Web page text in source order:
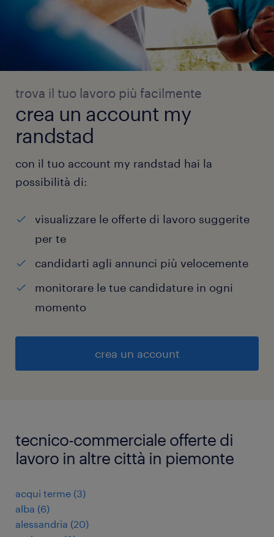
trova il tuo lavoro più facilmente
crea un account my
randstad
con il tuo account my randstad hai la
possibilità di:
visualizzare le offerte di lavoro suggerite
per te
candidarti agli annunci più velocemente
monitorare le tue candidature in ogni
momento
crea un account
tecnico-commerciale offerte di
lavoro in altre città in piemonte
acqui terme (3)
alba (6)
alessandria (20)